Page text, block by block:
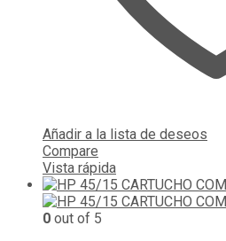
Añadir a la lista de deseos
Compare
Vista rápida
0 out of 5